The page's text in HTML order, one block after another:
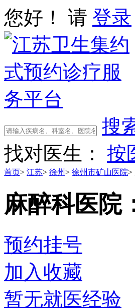
您好！ 请 登录
搜
找对医生：
按
首页> 江苏> 徐州> 徐州市矿山医院>
麻醉科医院
预约挂号
加入收藏
暂无就医经验